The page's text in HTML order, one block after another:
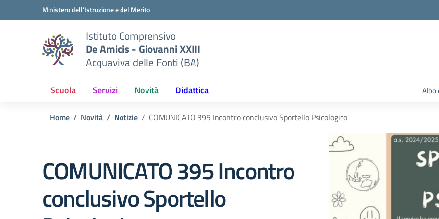
Vai ai contenuti
Vai al menu di navigazioneMinistero dell'Istruzione e del Merito
Istituto Comprensivo
De Amicis - Giovanni XXIII
Acquaviva delle Fonti (BA)
Scuola Servizi Novità Didattica Albo
Home Novità Notizie COMUNICATO 395 Incontro conclusivo Sportello Psicologico
COMUNICATO 395 Incontro
conclusivo Sportello